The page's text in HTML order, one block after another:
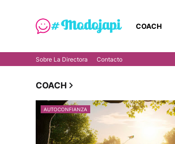
COACH
Sobre La Directora Contacto
COACH
AUTOCONFIANZA